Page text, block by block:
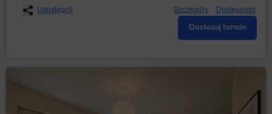
Udostępnij Szczegóły Dostępność
Dostosuj termin